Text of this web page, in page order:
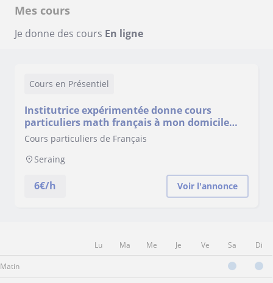
Mes cours
Je donne des cours En ligne
Cours en Présentiel
Institutrice expérimentée donne cours
particuliers math français à mon domicile
pour les enfants de 7 à 12 ans.Seraing Airr Pur
Cours particuliers de Français
Seraing
6€/h Voir l'annonce
Lu Ma Me Je Ve Sa Di
Matin